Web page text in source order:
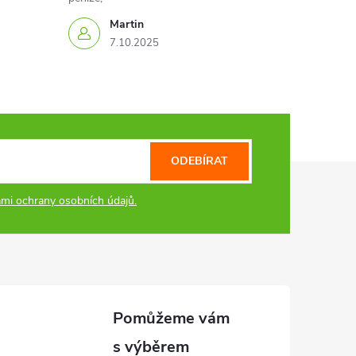
Martin
7.10.2025
ochrany osobních údajů.
ODEBÍRAT